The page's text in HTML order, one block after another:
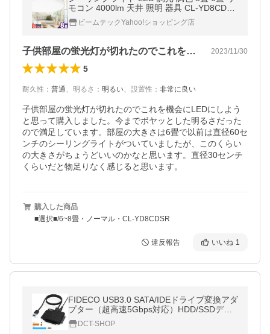
モコン 4000lm 天井 照明 器具 CL-YD8CDSR
CL-YD8CDSTAR 1年製品保証
ビームテックYahoo!ショッピング店
子供部屋の蛍光灯が切れたのでこれを機会… 2023/11/30
5
耐久性 ： 普通、 明るさ ： 明るい、 設置性 ： 非常に良い
子供部屋の蛍光灯が切れたのでこれを機会にLEDにしよう
と思って購入しました。今までボヤッとした明るさだった
ので満足しています。部屋の大きさは6畳で以前は直径60セ
ンチのシーリングライトがついていましたが、このくらい
の大きさがちょうどいいのかなと思います。直径30センチ
くらいだと物足りなく感じると思います。
購入した商品
■選択■/6~8畳・ノーマル・CL-YD8CDSR
違反報告 いいね 1
FIDECO USB3.0 SATA/IDEドライブ変換アダ
プター（超高速5Gbps対応）HDD/SSDデー
タ取り出せ SATA及びIDEの両方に対応SATA/
IDE 2.5インチ / 3.5インチ
DCT-SHOP